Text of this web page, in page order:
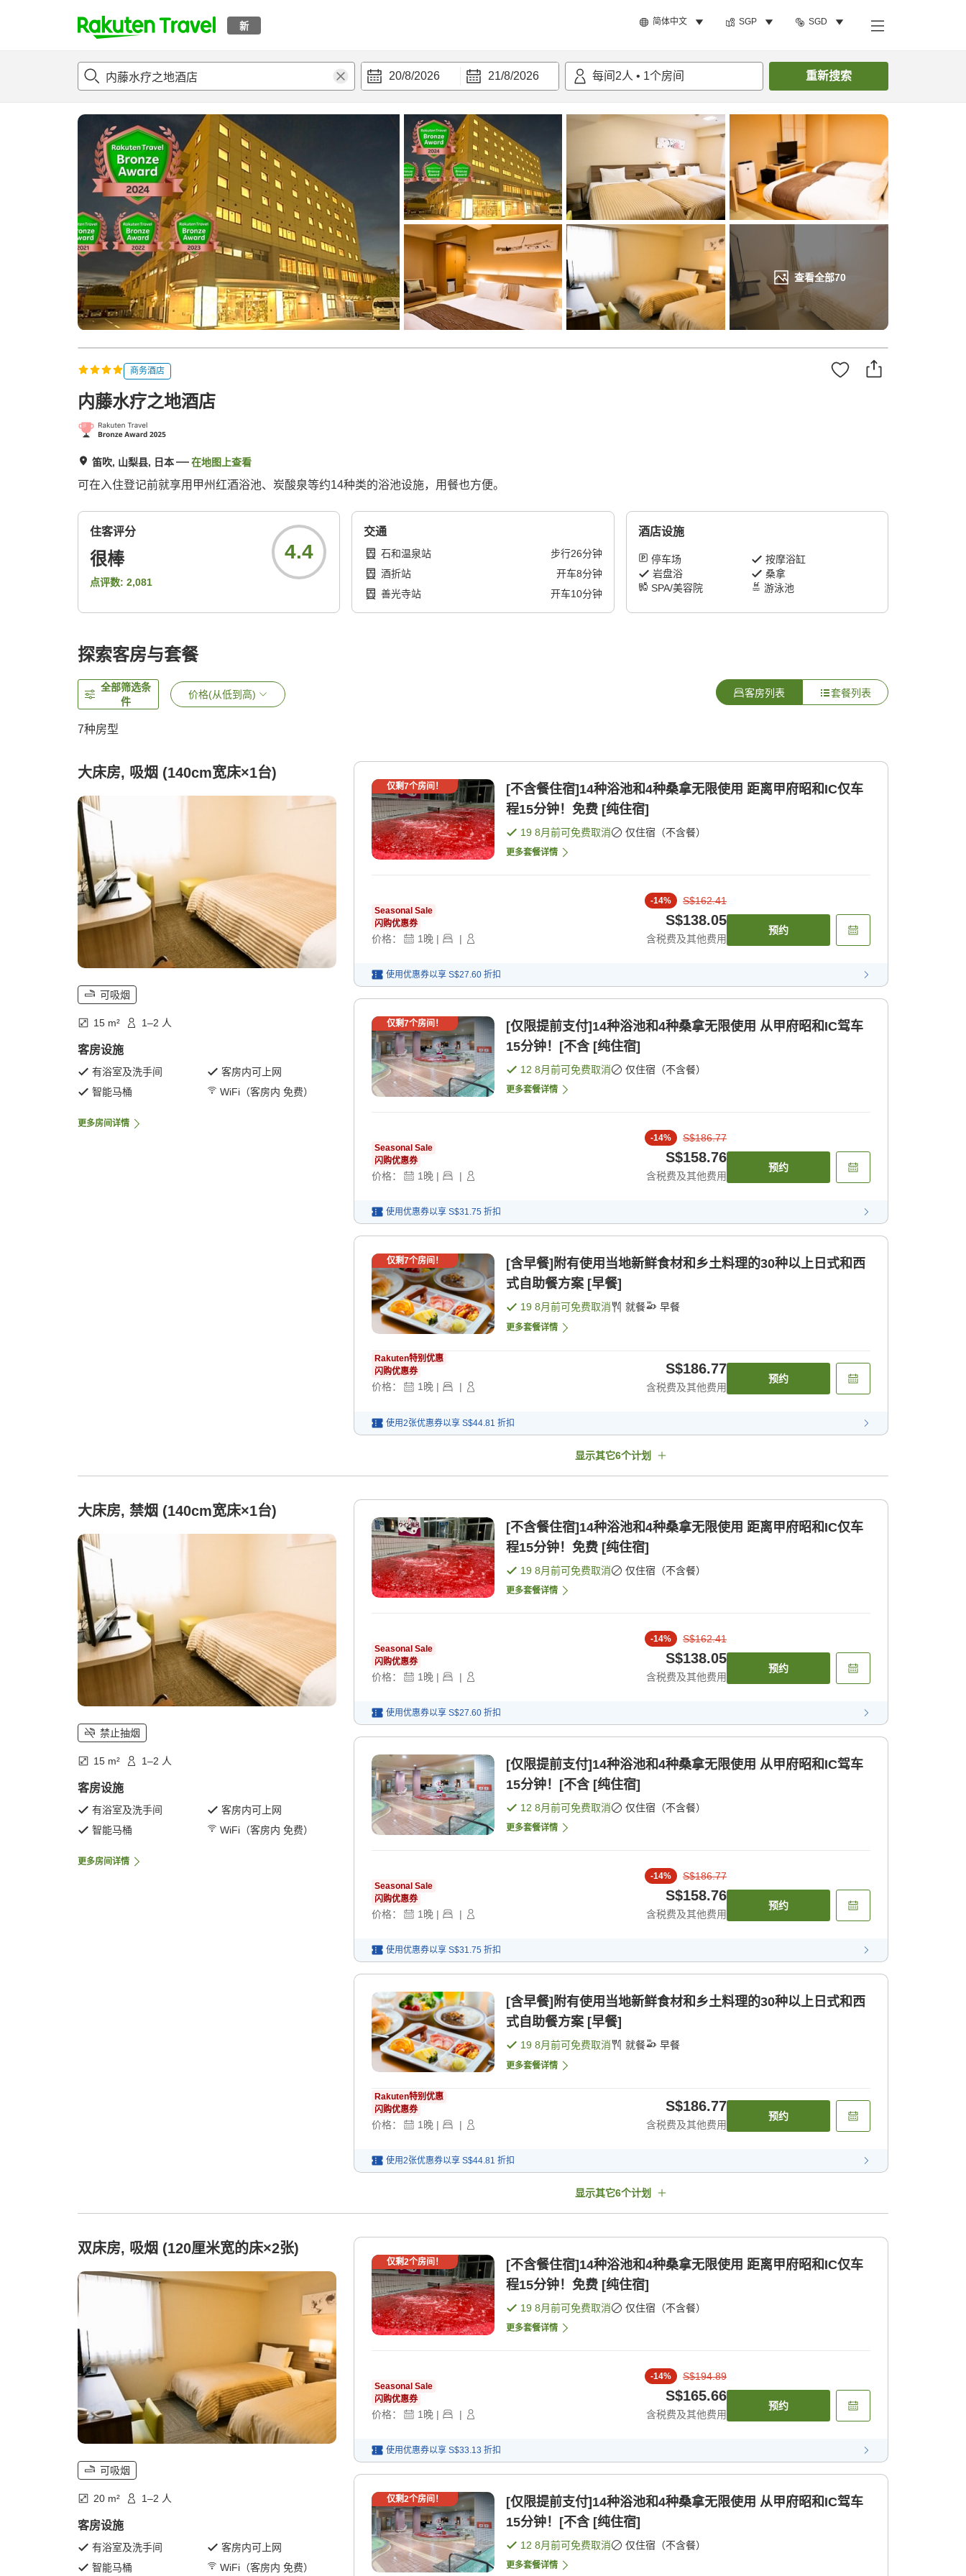
新 简体中文 SGP SGD
t
p
a
r
c
h
20/8/2026 21/8/2026 每间 2人 • 1个房间 重新搜索
查看全部70
概况 客房及住宿套餐评论设施 搜索客房
商务酒店
内藤水疗之地酒店
笛吹, 山梨县, 日本 在地图上查看
可在入住登记前就享用甲州红酒浴池、炭酸泉等约14种类的浴池设施，用餐也方便。
住客评分
很棒
点评数: 2,081
4.4
交通
石和温泉站 步行26分钟
酒折站
开车8分钟
善光寺站
开车10分钟
酒店设施
停车场
按摩浴缸
岩盘浴
桑拿
SPA/美容院
游泳池
探索客房与套餐
全部筛选条
件
价格(从低到高) 客房列表 套餐列表
7种房型
大床房, 吸烟 (140cm宽床×1台)
可吸烟
15 m² 1–2 人
客房设施
有浴室及洗手间
客房内可上网
智能马桶
WiFi（客房内 免费）
更多房间详情
仅剩7个房间！
[不含餐住宿]14种浴池和4种桑拿无限使用 距离甲府昭和IC仅车
程15分钟！免费 [纯住宿]
19 8月前可免费取消 仅住宿（不含餐）
更多套餐详情
Seasonal Sale
闪购优惠券
价格： 1晚 | |
-14% S$162.41
S$138.05
含税费及其他费用
预约
使用优惠券以享 S$27.60 折扣
仅剩7个房间！
[仅限提前支付]14种浴池和4种桑拿无限使用 从甲府昭和IC驾车
15分钟！[不含 [纯住宿]
12 8月前可免费取消 仅住宿（不含餐）
更多套餐详情
Seasonal Sale
闪购优惠券
价格： 1晚 | |
-14% S$186.77
S$158.76
含税费及其他费用
预约
使用优惠券以享 S$31.75 折扣
仅剩7个房间！
[含早餐]附有使用当地新鲜食材和乡土料理的30种以上日式和西
式自助餐方案 [早餐]
19 8月前可免费取消 就餐 早餐
更多套餐详情
Rakuten特别优惠
闪购优惠券
价格： 1晚 | |
S$186.77
含税费及其他费用
预约
使用2张优惠券以享 S$44.81 折扣
显示其它6个计划
大床房, 禁烟 (140cm宽床×1台)
禁止抽烟
15 m² 1–2 人
客房设施
有浴室及洗手间
客房内可上网
智能马桶
WiFi（客房内 免费）
更多房间详情
[不含餐住宿]14种浴池和4种桑拿无限使用 距离甲府昭和IC仅车
程15分钟！免费 [纯住宿]
19 8月前可免费取消 仅住宿（不含餐）
更多套餐详情
Seasonal Sale
闪购优惠券
价格： 1 晚 | |
-14% S$162.41
S$138.05
含税费及其他费用
预约
使用优惠券以享 S$27.60 折扣
[仅限提前支付]14种浴池和4种桑拿无限使用 从甲府昭和IC驾车
15分钟！[不含 [纯住宿]
12 8月前可免费取消 仅住宿（不含餐）
更多套餐详情
Seasonal Sale
闪购优惠券
价格： 1 晚 | |
-14% S$186.77
S$158.76
含税费及其他费用
预约
使用优惠券以享 S$31.75 折扣
[含早餐]附有使用当地新鲜食材和乡土料理的30种以上日式和西
式自助餐方案 [早餐]
19 8月前可免费取消 就餐 早餐
更多套餐详情
Rakuten特别优惠
闪购优惠券
价格： 1 晚 | |
S$186.77
含税费及其他费用
预约
使用2张优惠券以享 S$44.81 折扣
显示其它6个计划
双床房, 吸烟 (120厘米宽的床×2张)
可吸烟
20 m² 1–2 人
客房设施
有浴室及洗手间
客房内可上网
智能马桶
WiFi（客房内 免费）
仅剩2个房间！
[不含餐住宿]14种浴池和4种桑拿无限使用 距离甲府昭和IC仅车
程15分钟！免费 [纯住宿]
19 8月前可免费取消 仅住宿（不含餐）
更多套餐详情
Seasonal Sale
闪购优惠券
价格： 1 晚 | |
-14% S$194.89
S$165.66
含税费及其他费用
预约
使用优惠券以享 S$33.13 折扣
仅剩2个房间！
[仅限提前支付]14种浴池和4种桑拿无限使用 从甲府昭和IC驾车
15分钟！[不含 [纯住宿]
12 8月前可免费取消 仅住宿（不含餐）
更多套餐详情